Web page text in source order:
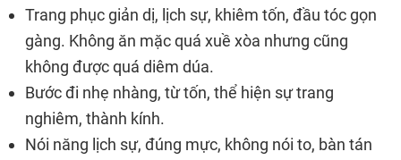
Trang phục giản dị, lịch sự, khiêm tốn, đầu tóc gọn
gàng. Không ăn mặc quá xuề xòa nhưng cũng
không được quá diêm dúa.
Bước đi nhẹ nhàng, từ tốn, thể hiện sự trang
nghiêm, thành kính.
Nói năng lịch sự, đúng mực, không nói to, bàn tán